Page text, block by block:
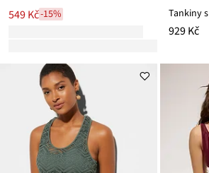
549 Kč-15%
929 Kč